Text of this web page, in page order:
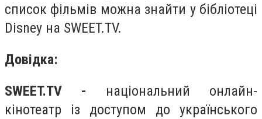
список фільмів можна знайти у бібліотеці
Disney на SWEET.TV.
Довідка:
SWEET.TV - національний онлайн-
кінотеатр із доступом до українського